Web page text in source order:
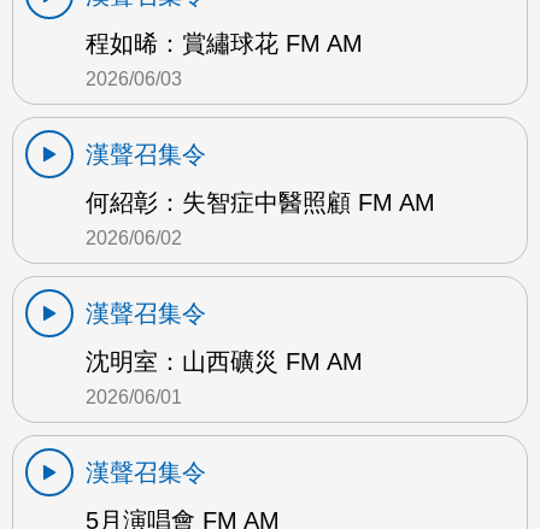
程如晞：賞繡球花 FM AM
2026/06/03
漢聲召集令
何紹彰：失智症中醫照顧 FM AM
2026/06/02
漢聲召集令
沈明室：山西礦災 FM AM
2026/06/01
漢聲召集令
5月演唱會 FM AM